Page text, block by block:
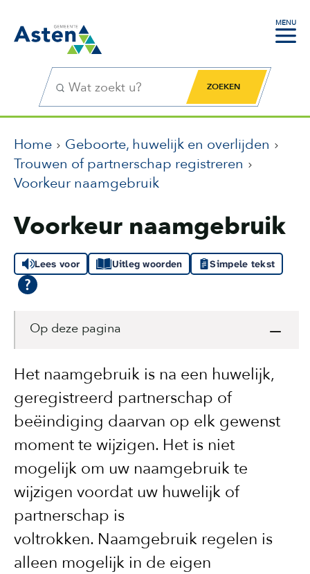
MENU
Zoekfunctie Zoekknop
Home
Geboorte, huwelijk en overlijden
Trouwen of partnerschap registreren
Voorkeur naamgebruik
Voorkeur naamgebruik
Lees voor Uitleg woorden Simpele tekst
Het naamgebruik is na een huwelijk,
geregistreerd partnerschap of
beëindiging daarvan op elk gewenst
moment te wijzigen. Het is niet
mogelijk om uw naamgebruik te
wijzigen voordat uw huwelijk of
partnerschap is
voltrokken. Naamgebruik regelen is
alleen mogelijk in de eigen
Op deze pagina